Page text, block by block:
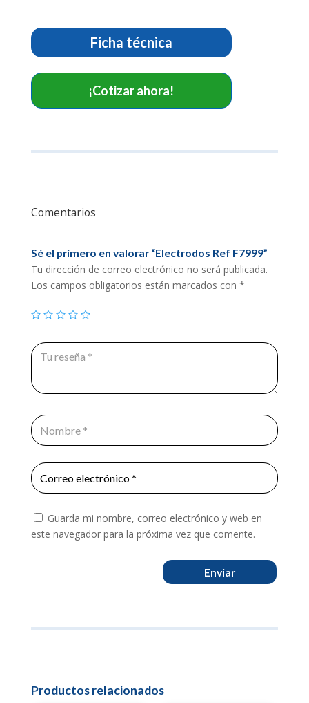
Ficha técnica
¡Cotizar ahora!
Comentarios
Sé el primero en valorar “Electrodos Ref F7999”
Tu dirección de correo electrónico no será publicada.
Los campos obligatorios están marcados con *
Guarda mi nombre, correo electrónico y web en
este navegador para la próxima vez que comente.
Enviar
Productos relacionados